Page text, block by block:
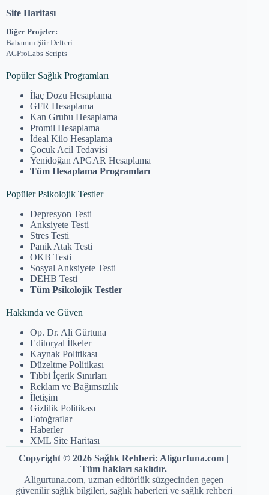
Site Haritası
Diğer Projeler:
Babamın Şiir Defteri
AGProLabs Scripts
Popüler Sağlık Programları
İlaç Dozu Hesaplama
GFR Hesaplama
Kan Grubu Hesaplama
Promil Hesaplama
İdeal Kilo Hesaplama
Çocuk Acil Tedavisi
Yenidoğan APGAR Hesaplama
Tüm Hesaplama Programları
Popüler Psikolojik Testler
Depresyon Testi
Anksiyete Testi
Stres Testi
Panik Atak Testi
OKB Testi
Sosyal Anksiyete Testi
DEHB Testi
Tüm Psikolojik Testler
Hakkında ve Güven
Op. Dr. Ali Gürtuna
Editoryal İlkeler
Kaynak Politikası
Düzeltme Politikası
Tıbbi İçerik Sınırları
Reklam ve Bağımsızlık
İletişim
Gizlilik Politikası
Fotoğraflar
Haberler
XML Site Haritası
Copyright © 2026 Sağlık Rehberi: Aligurtuna.com |
Tüm hakları saklıdır.
Aligurtuna.com, uzman editörlük süzgecinden geçen
güvenilir sağlık bilgileri, sağlık haberleri ve sağlık rehberi